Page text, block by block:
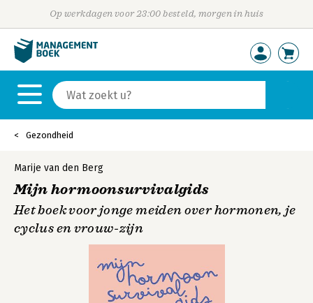
Op werkdagen voor 23:00 besteld, morgen in huis
Gezondheid
Marije van den Berg
Mijn hormoonsurvivalgids
Het boek voor jonge meiden over hormonen, je
cyclus en vrouw-zijn